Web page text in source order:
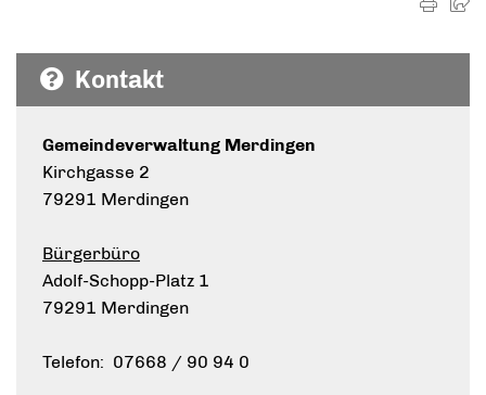
Kontakt
Gemeindeverwaltung Merdingen
Kirchgasse 2
79291 Merdingen
Bürgerbüro
Adolf-Schopp-Platz 1
79291 Merdingen
Telefon: 07668 / 90 94 0